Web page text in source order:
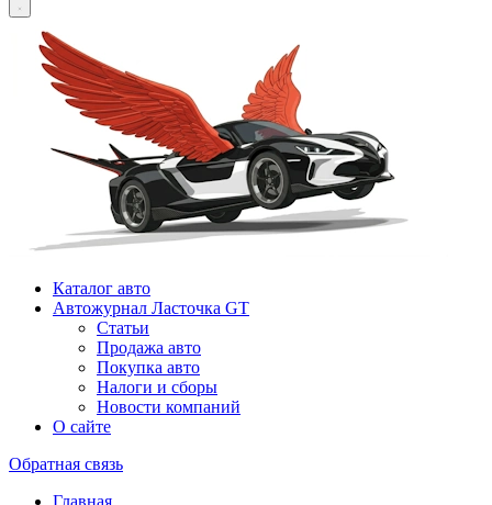
Каталог авто
Автожурнал Ласточка GT
Статьи
Продажа авто
Покупка авто
Налоги и сборы
Новости компаний
О сайте
Обратная связь
Главная